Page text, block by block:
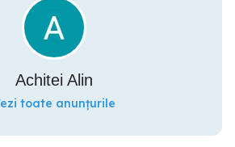
Achitei Alin
toate anunțurile